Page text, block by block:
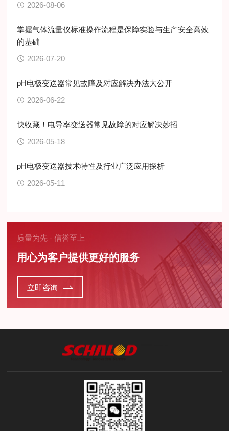
2026-08-06
掌握气体流量仪标准操作流程是保障实验与生产安全高效
的基础
2026-07-20
pH电极变送器常见故障及对应解决办法大公开
2026-06-22
快收藏！电导率变送器常见故障的对应解决妙招
2026-05-18
pH电极变送器技术特性及行业广泛应用探析
2026-05-11
质量为先 · 信誉至上
用心为客户提供更好的服务
立即咨询